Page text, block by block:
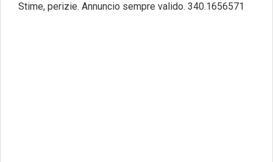
Stime, perizie. Annuncio sempre valido. 340.1656571